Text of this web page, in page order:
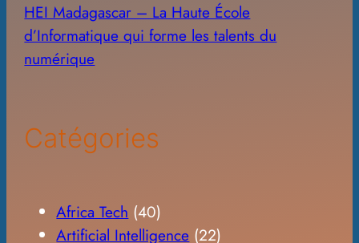
HEI Madagascar – La Haute École
d’Informatique qui forme les talents du
numérique
Catégories
Africa Tech (40)
Artificial Intelligence (22)